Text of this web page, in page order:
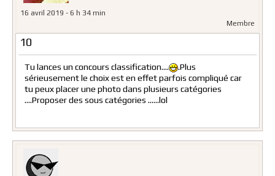
16 avril 2019 - 6 h 34 min
Membre
10
Tu lances un concours classification….
.Plus
sérieusement le choix est en effet parfois compliqué car
tu peux placer une photo dans plusieurs catégories
….Proposer des sous catégories ……lol